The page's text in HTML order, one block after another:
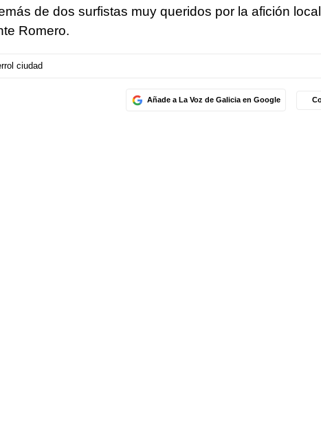
de dos surfistas muy queridos por la afición
Romero.
ciudad
Añade a La Voz de Galicia en Google